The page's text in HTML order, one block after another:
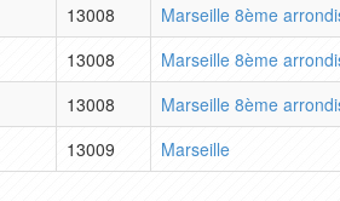
13008
Marseille 8ème
13008
Marseille 8ème
13008
Marseille 8ème
13009 Marseille